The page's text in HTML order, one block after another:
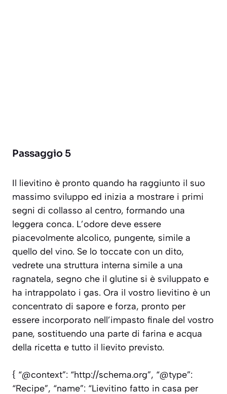
Passaggio 5
Il lievitino è pronto quando ha raggiunto il suo
massimo sviluppo ed inizia a mostrare i primi
segni di collasso al centro, formando una
leggera conca. L’odore deve essere
piacevolmente alcolico, pungente, simile a
quello del vino. Se lo toccate con un dito,
vedrete una struttura interna simile a una
ragnatela, segno che il glutine si è sviluppato e
ha intrappolato i gas. Ora il vostro lievitino è un
concentrato di sapore e forza, pronto per
essere incorporato nell’impasto finale del vostro
pane, sostituendo una parte di farina e acqua
della ricetta e tutto il lievito previsto.
{ “@context”: “http://schema.org”, “@type”:
“Recipe”, “name”: “Lievitino fatto in casa per